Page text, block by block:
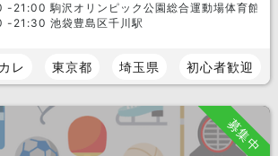
-21:00 駒沢オリンピック公園総合運動場体育館
-21:30 池袋豊島区千川駅
レ 東京都 埼玉県 初心者歓迎
募集中